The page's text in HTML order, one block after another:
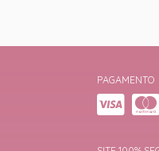
PAGAMENTO